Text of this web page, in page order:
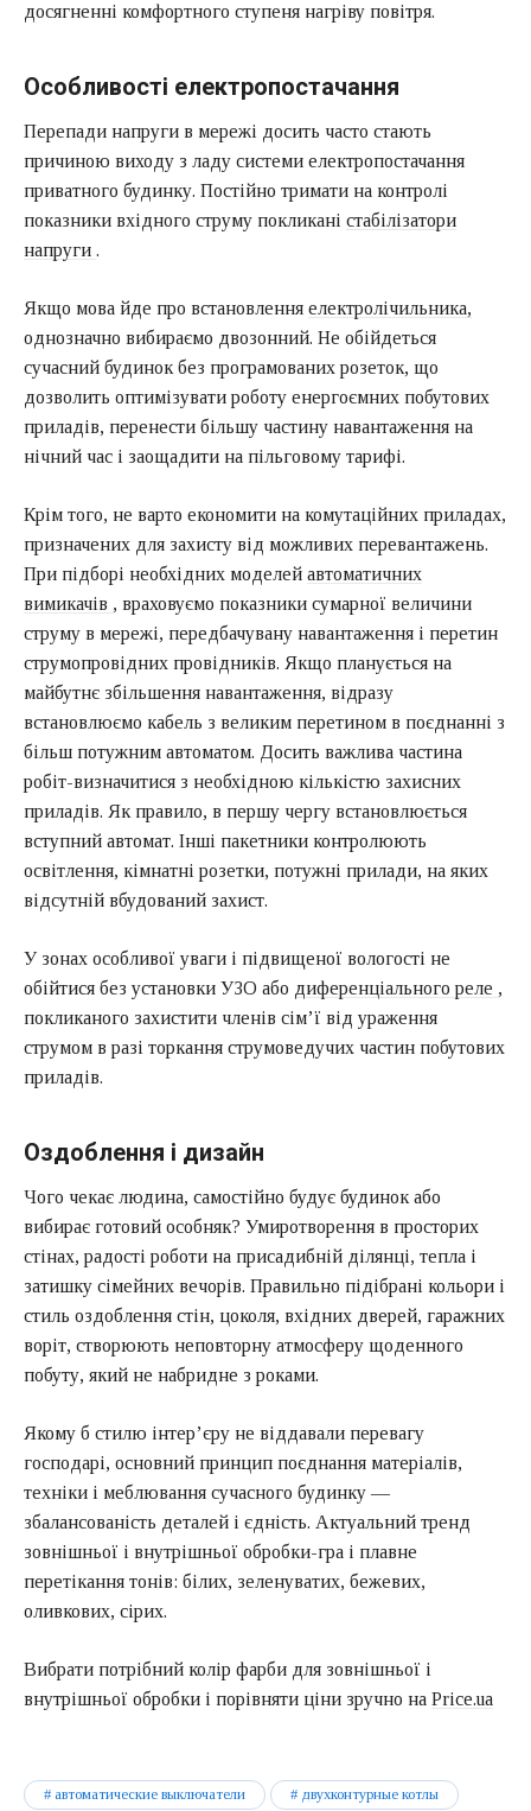
досягненні комфортного ступеня нагріву повітря.
Особливості електропостачання
Перепади напруги в мережі досить часто стають
причиною виходу з ладу системи електропостачання
приватного будинку. Постійно тримати на контролі
показники вхідного струму покликані стабілізатори
напруги .
Якщо мова йде про встановлення електролічильника,
однозначно вибираємо двозонний. Не обійдеться
сучасний будинок без програмованих розеток, що
дозволить оптимізувати роботу енергоємних побутових
приладів, перенести більшу частину навантаження на
нічний час і заощадити на пільговому тарифі.
Крім того, не варто економити на комутаційних приладах,
призначених для захисту від можливих перевантажень.
При підборі необхідних моделей автоматичних
вимикачів , враховуємо показники сумарної величини
струму в мережі, передбачувану навантаження і перетин
струмопровідних провідників. Якщо планується на
майбутнє збільшення навантаження, відразу
встановлюємо кабель з великим перетином в поєднанні з
більш потужним автоматом. Досить важлива частина
робіт-визначитися з необхідною кількістю захисних
приладів. Як правило, в першу чергу встановлюється
вступний автомат. Інші пакетники контролюють
освітлення, кімнатні розетки, потужні прилади, на яких
відсутній вбудований захист.
У зонах особливої уваги і підвищеної вологості не
обійтися без установки УЗО або диференціального реле ,
покликаного захистити членів сім’ї від ураження
струмом в разі торкання струмоведучих частин побутових
приладів.
Оздоблення і дизайн
Чого чекає людина, самостійно будує будинок або
вибирає готовий особняк? Умиротворення в просторих
стінах, радості роботи на присадибній ділянці, тепла і
затишку сімейних вечорів. Правильно підібрані кольори і
стиль оздоблення стін, цоколя, вхідних дверей, гаражних
воріт, створюють неповторну атмосферу щоденного
побуту, який не набридне з роками.
Якому б стилю інтер’єру не віддавали перевагу
господарі, основний принцип поєднання матеріалів,
техніки і меблювання сучасного будинку —
збалансованість деталей і єдність. Актуальний тренд
зовнішньої і внутрішньої обробки-гра і плавне
перетікання тонів: білих, зеленуватих, бежевих,
оливкових, сірих.
Вибрати потрібний колір фарби для зовнішньої і
внутрішньої обробки і порівняти ціни зручно на Price.ua
автоматические выключатели двухконтурные котлы